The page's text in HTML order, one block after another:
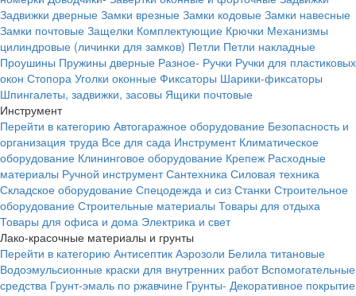
Задвижки дверные Замки врезные Замки кодовые Замки навесные
Замки почтовые Защелки Комплектующие Крючки Механизмы
цилиндровые (личинки для замков) Петли Петли накладные
Проушины Пружины дверные Разное- Ручки Ручки для пластиковых
окон Стопора Уголки оконные Фиксаторы Шарики-фиксаторы
Шпингалеты, задвижки, засовы Ящики почтовые
Инструмент
Перейти в категорию Автогаражное оборудование Безопасность и
организация труда Все для сада Инструмент Климатическое
оборудование Клининговое оборудование Крепеж Расходные
материалы Ручной инструмент Сантехника Силовая техника
Складское оборудование Спецодежда и сиз Станки Строительное
оборудование Строительные материалы Товары для отдыха
Товары для офиса и дома Электрика и свет
Лако-красочные материалы и грунты
Перейти в категорию Антисептик Аэрозоли Белила титановые
Водоэмульсионные краски для внутренних работ Вспомогательные
средства Грунт-эмаль по ржавчине Грунты- Декоративное покрытие